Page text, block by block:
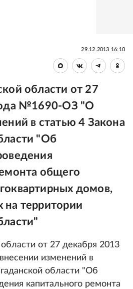
29.12.2013 16:10
области от 27
№1690-ОЗ "О
в статью 4 Закона
"Об
общего
домов,
территории
от 27 декабря 2013
изменений в
области "Об
капитального ремонта